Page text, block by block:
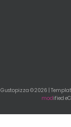
Gustopizza © 2026 |
modified